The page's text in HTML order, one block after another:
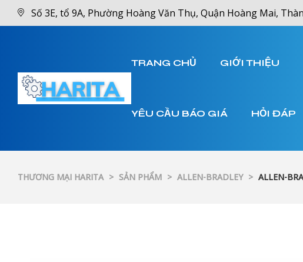
Số 3E, tổ 9A, Phường Hoàng Văn Thụ, Quận Hoàng Mai,
TRANG CHỦ GIỚI THIỆU
YÊU CẦU BÁO GIÁ HỎI ĐÁP
THƯƠNG MẠI HARITA > SẢN PHẨM > ALLEN-BRADLEY > ALLEN-